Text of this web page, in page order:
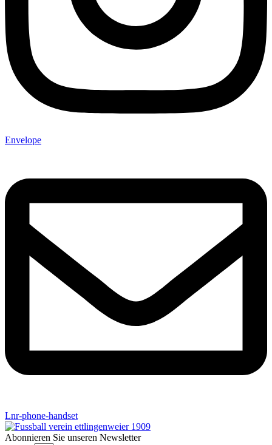
Envelope
Lnr-phone-handset
Abonnieren Sie unseren Newsletter